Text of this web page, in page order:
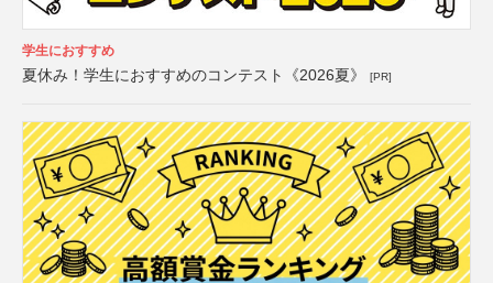
学生におすすめ
夏休み！学生におすすめのコンテスト《2026夏》 [PR]